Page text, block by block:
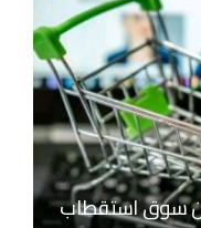
من سوق استقطاب